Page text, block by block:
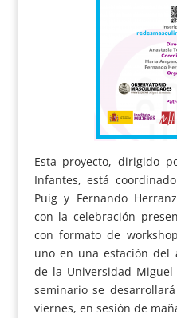
Esta proyecto, dirigido
Infantes, está
Puig y Fernando
con la celebración
con formato de
uno en una estación del
de la Universidad Miguel
seminario se
viernes, en sesión de